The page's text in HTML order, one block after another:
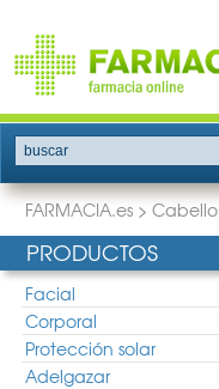
buscar
FARMACIA.es > Cabello
PRODUCTOS
Facial
Corporal
Protección solar
Adelgazar